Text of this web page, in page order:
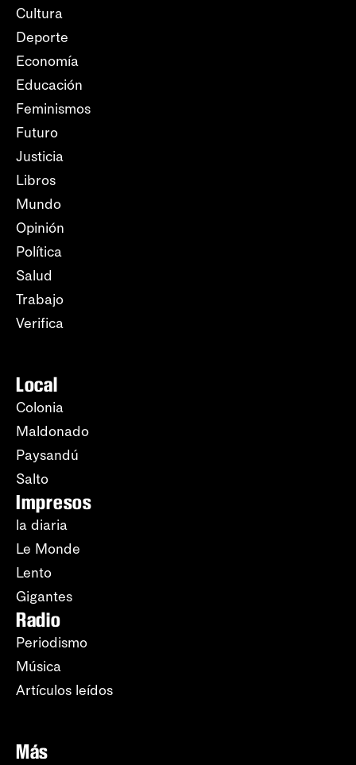
Cultura
Deporte
Economía
Educación
Feminismos
Futuro
Justicia
Libros
Mundo
Opinión
Política
Salud
Trabajo
Verifica
Local
Colonia
Maldonado
Paysandú
Salto
Impresos
la diaria
Le Monde
Lento
Gigantes
Radio
Periodismo
Música
Artículos leídos
Más